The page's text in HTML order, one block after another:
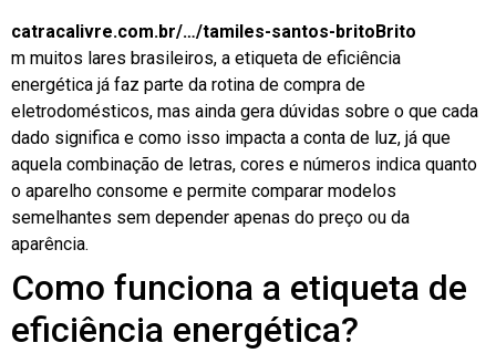
catracalivre.com.br/…/tamiles-santos-brito Brito
m muitos lares brasileiros, a etiqueta de eficiência
energética já faz parte da rotina de compra de
eletrodomésticos, mas ainda gera dúvidas sobre o que cada
dado significa e como isso impacta a conta de luz, já que
aquela combinação de letras, cores e números indica quanto
o aparelho consome e permite comparar modelos
semelhantes sem depender apenas do preço ou da
aparência.
Como funciona a etiqueta de
eficiência energética?